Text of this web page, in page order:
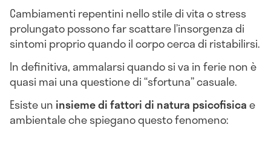
Cambiamenti repentini nello stile di vita o stress
prolungato possono far scattare l’insorgenza di
sintomi proprio quando il corpo cerca di ristabilirsi.
In definitiva, ammalarsi quando si va in ferie non è
quasi mai una questione di “sfortuna” casuale.
Esiste un insieme di fattori di natura psicofisicae
ambientale che spiegano questo fenomeno: